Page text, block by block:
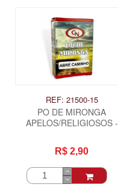
REF: 21500-15
PO DE MIRONGA
APELOS/RELIGIOSOS -
R$ 2,90